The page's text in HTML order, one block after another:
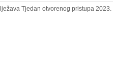
Tjedan otvorenog pristupa 2023.